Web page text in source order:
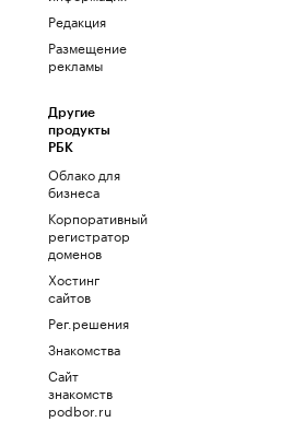
Редакция
Размещение
рекламы
Другие
продукты
РБК
Облако для
бизнеса
Корпоративный
регистратор
доменов
Хостинг
сайтов
Рег.решения
Знакомства
Сайт
знакомств
podbor.ru